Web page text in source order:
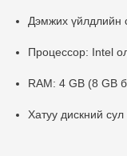
Дэмжих үйлдлийн
Процессор: Intel
RAM: 4 GB (8 GB
Хатуу дискний